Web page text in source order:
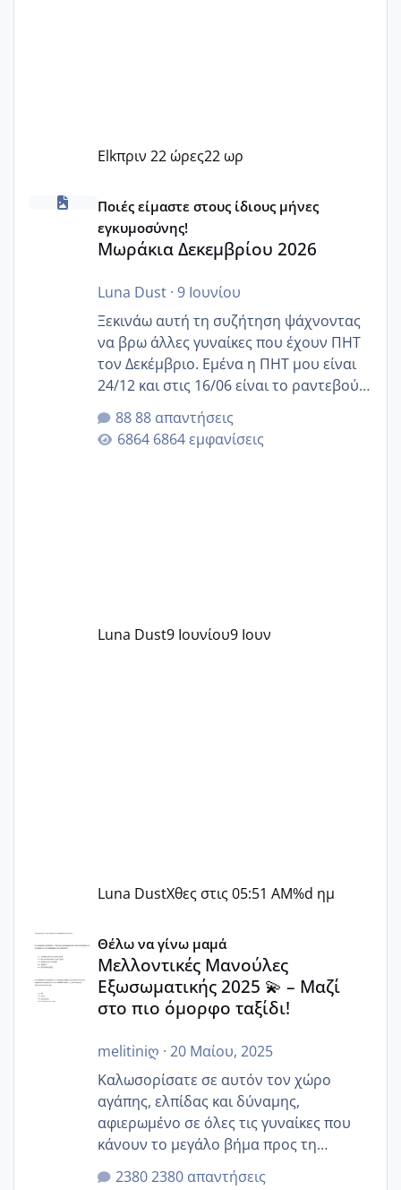
Elkπριν 22 ώρες22 ωρ
Μωράκια Δεκεμβρίου 2026
Ποιές είμαστε στους ίδιους μήνες
εγκυμοσύνης!
Μωράκια Δεκεμβρίου 2026
Luna Dust· 9 Ιουνίου
Ξεκινάω αυτή τη συζήτηση ψάχνοντας
να βρω άλλες γυναίκες που έχουν ΠΗΤ
τον Δεκέμβριο. Εμένα η ΠΗΤ μου είναι
24/12 και στις 16/06 είναι το ραντεβού
της αυχενικής διαφάνειας. Έχω αρκετό
άγχος και οι μέρες δεν φαίνεται να
περνάνε με τίποτα.
88 απαντήσεις
6864 εμφανίσεις
Luna Dust9 Ιουνίου9 Ιουν
Luna DustΧθες στις 05:51 AM%d ημ
Μελλοντικές Μανούλες Εξωσωματικής 2025 💫 – Μαζί
Θέλω να γίνω μαμά
Μελλοντικές Μανούλες
Εξωσωματικής 2025 💫 – Μαζί
στο πιο όμορφο ταξίδι!
melitiniღ · 20 Μαίου, 2025
Καλωσορίσατε σε αυτόν τον χώρο
αγάπης, ελπίδας και δύναμης,
αφιερωμένο σε όλες τις γυναίκες που
κάνουν το μεγάλο βήμα προς τη
μητρότητα μέσω εξωσωματικής το 2025.
2380 απαντήσεις